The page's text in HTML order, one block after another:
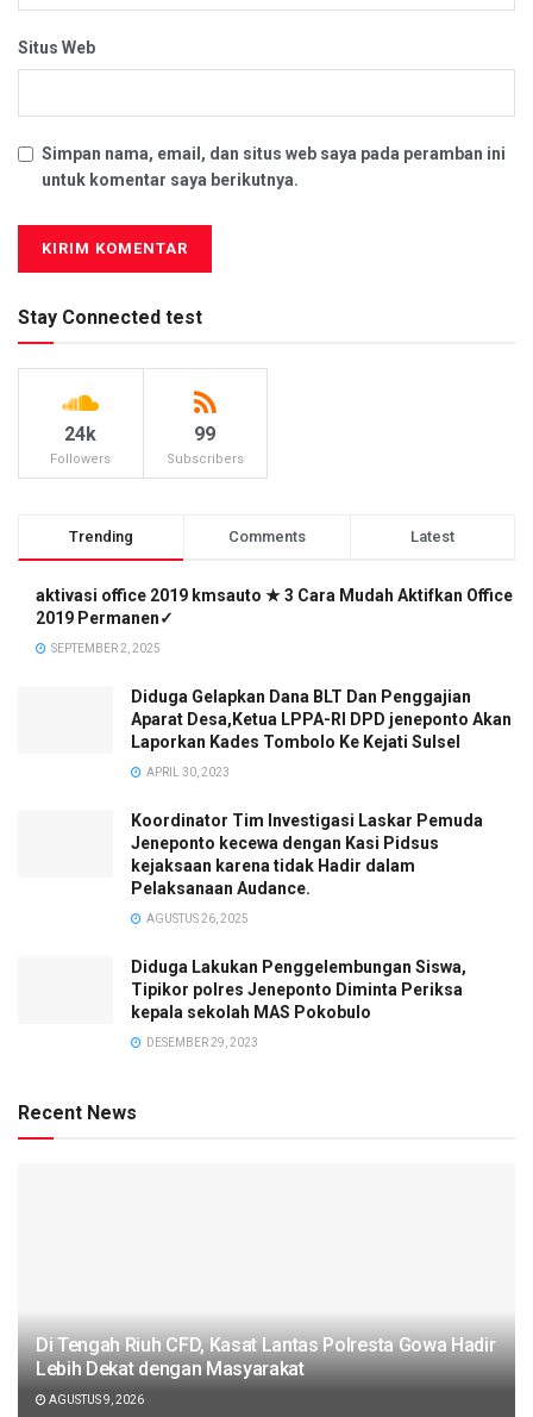
Situs Web
Simpan nama, email, dan situs web saya pada peramban ini
untuk komentar saya berikutnya.
Stay Connected test
24k
Followers
99
Subscribers
Trending Comments Latest
aktivasi office 2019 kmsauto ★ 3 Cara Mudah Aktifkan Office
2019 Permanen✓
SEPTEMBER 2, 2025
Diduga Gelapkan Dana BLT Dan Penggajian
Aparat Desa,Ketua LPPA-RI DPD jeneponto Akan
Laporkan Kades Tombolo Ke Kejati Sulsel
APRIL 30, 2023
Koordinator Tim Investigasi Laskar Pemuda
Jeneponto kecewa dengan Kasi Pidsus
kejaksaan karena tidak Hadir dalam
Pelaksanaan Audance.
AGUSTUS 26, 2025
Diduga Lakukan Penggelembungan Siswa,
Tipikor polres Jeneponto Diminta Periksa
kepala sekolah MAS Pokobulo
DESEMBER 29, 2023
Recent News
Di Tengah Riuh CFD, Kasat Lantas Polresta Gowa Hadir
Lebih Dekat dengan Masyarakat
AGUSTUS 9, 2026